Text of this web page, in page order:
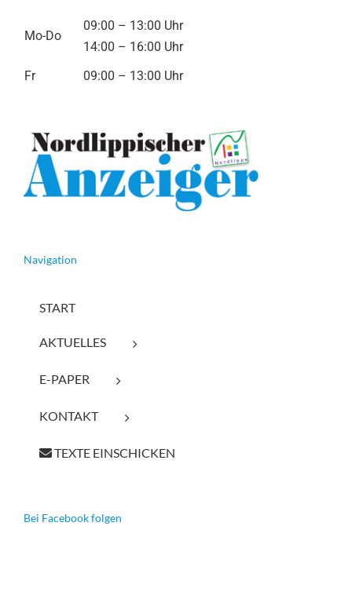
Mo-Do
09:00 – 13:00 Uhr
14:00 – 16:00 Uhr
Fr
09:00 – 13:00 Uhr
Navigation
START
AKTUELLES
E-PAPER
KONTAKT
TEXTE EINSCHICKEN
Bei Facebook folgen